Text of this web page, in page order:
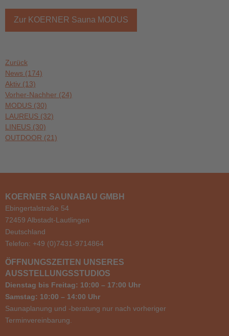
Zur KOERNER Sauna MODUS
Zurück
News (174)
Aktiv (13)
Vorher-Nachher (24)
MODUS (30)
LAUREUS (32)
LINEUS (30)
OUTDOOR (21)
KOERNER SAUNABAU GMBH
Ebingertalstraße 54
72459 Albstadt-Lautlingen
Deutschland
Telefon: +49 (0)7431-9714864
ÖFFNUNGSZEITEN UNSERES
AUSSTELLUNGSSTUDIOS
Dienstag bis Freitag: 10:00 – 17:00 Uhr
Samstag: 10:00 – 14:00 Uhr
Saunaplanung und -beratung nur nach vorheriger
Terminvereinbarung.